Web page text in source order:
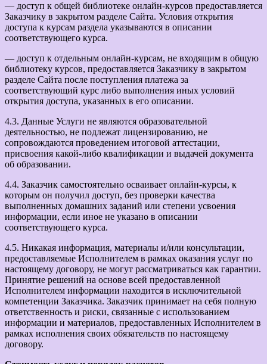
— доступ к общей библиотеке онлайн-курсов предоставляется
Заказчику в закрытом разделе Сайта. Условия открытия
доступа к курсам раздела указываются в описании
соответствующего курса.
— доступ к отдельным онлайн-курсам, не входящим в общую
библиотеку курсов, предоставляется Заказчику в закрытом
разделе Сайта после поступления платежа за
соответствующий курс либо выполнения иных условий
открытия доступа, указанных в его описании.
4.3. Данные Услуги не являются образовательной
деятельностью, не подлежат лицензированию, не
сопровождаются проведением итоговой аттестации,
присвоения какой-либо квалификации и выдачей документа
об образовании.
4.4. Заказчик самостоятельно осваивает онлайн-курсы, к
которым он получил доступ, без проверки качества
выполненных домашних заданий или степени усвоения
информации, если иное не указано в описании
соответствующего курса.
4.5. Никакая информация, материалы и/или консультации,
предоставляемые Исполнителем в рамках оказания услуг по
настоящему договору, не могут рассматриваться как гарантии.
Принятие решений на основе всей предоставленной
Исполнителем информации находится в исключительной
компетенции Заказчика. Заказчик принимает на себя полную
ответственность и риски, связанные с использованием
информации и материалов, предоставленных Исполнителем в
рамках исполнения своих обязательств по настоящему
договору.